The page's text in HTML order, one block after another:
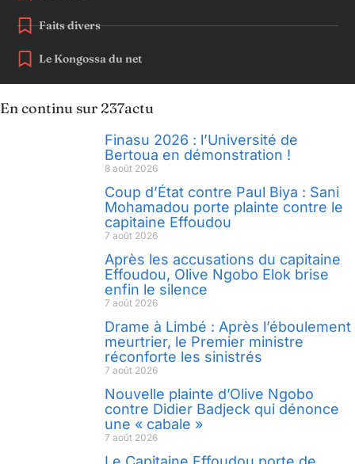
Faits divers
Le Kongossa du net
En continu sur 237actu
Finasu 2026 : l’Université de
Bertoua en démonstration !
8 août 2026
Coup d’État contre Paul Biya : Sani
Mohamadou porte plainte contre le
capitaine Effoudou
7 août 2026
Après les accusations du capitaine
Effoudou, Olive Ngobo Elok brise
enfin le silence
7 août 2026
Drame à Limbé : Après l’éboulement
meurtrier, le Premier ministre
réconforte les sinistrés
7 août 2026
Nouvelle plainte d’Olive Ngobo
contre Didier Badjeck qui dénonce
une « cabale »
7 août 2026